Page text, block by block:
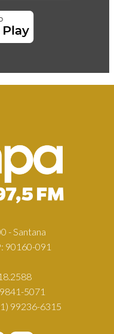
- Santana
90160-091
5071
99236-6315